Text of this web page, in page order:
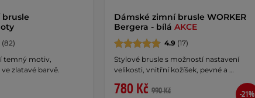
brusle
(82)
temný motiv,
zlatavé barvě.
Dámské zimní brusle WORKER
Bergera - bílá AKCE
4.9 (17)
Stylové brusle s možností nastavení
velikosti, vnitřní kožíšek, pevné a …
780 Kč 990 Kč -21%